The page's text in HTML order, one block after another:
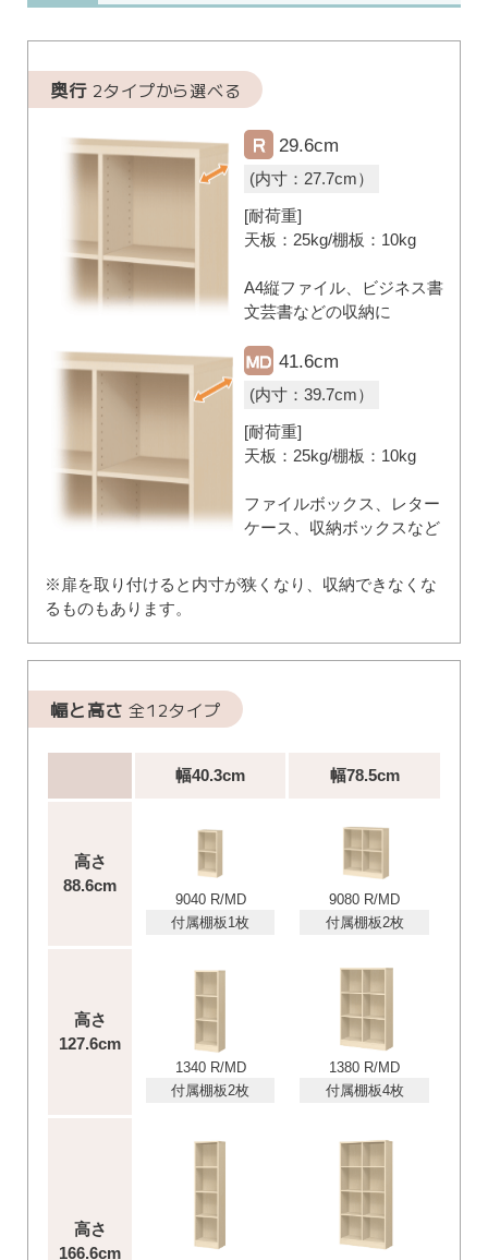
奥行 2タイプから選べる
29.6cm
(内寸：27.7cm）
[耐荷重]
天板：25kg/棚板：10kg
A4縦ファイル、ビジネス書
文芸書などの収納に
41.6cm
(内寸：39.7cm）
[耐荷重]
天板：25kg/棚板：10kg
ファイルボックス、レター
ケース、収納ボックスなど
※扉を取り付けると内寸が狭くなり、収納できなくな
るものもあります。
幅と高さ 全12タイプ
幅40.3cm 幅78.5cm
高さ
88.6cm
9040 R/MD
付属棚板1枚
9080 R/MD
付属棚板2枚
高さ
127.6cm
1340 R/MD
付属棚板2枚
1380 R/MD
付属棚板4枚
高さ
166.6cm